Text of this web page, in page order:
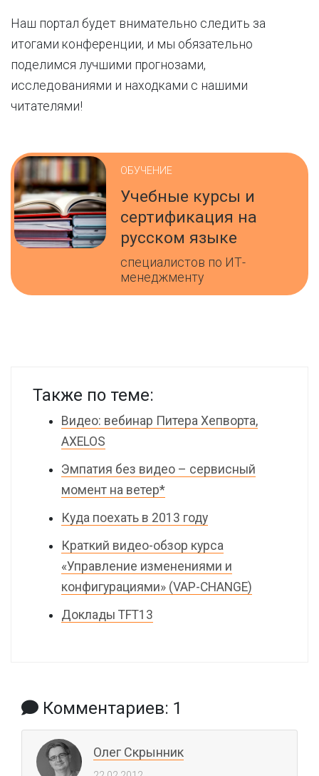
Наш портал будет внимательно следить за
итогами конференции, и мы обязательно
поделимся лучшими прогнозами,
исследованиями и находками с нашими
читателями!
ОБУЧЕНИЕ
Учебные курсы и
сертификация на
русском языке
специалистов по ИТ-
менеджменту
Также по теме:
Видео: вебинар Питера Хепворта,
AXELOS
Эмпатия без видео – сервисный
момент на ветер*
Куда поехать в 2013 году
Краткий видео-обзор курса
«Управление изменениями и
конфигурациями» (VAP-CHANGE)
Доклады TFT13
Комментариев: 1
Олег Скрынник